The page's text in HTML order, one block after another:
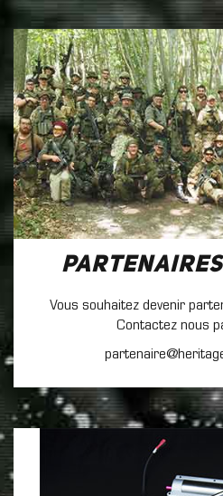
Vous souhaitez devenir
Contactez nous